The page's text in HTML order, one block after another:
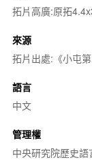
拓片高廣:原拓
來源
拓片出處:《小屯
語言
中文
管理權
中央研究院歷史